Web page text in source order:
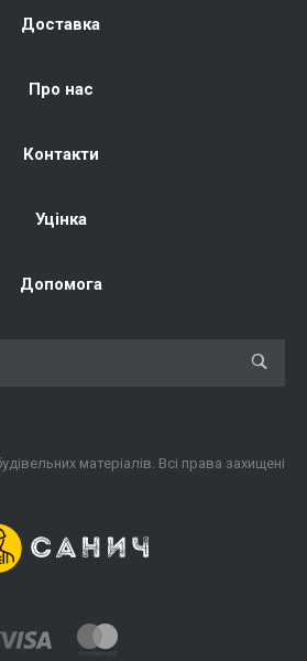
Доставка
Про нас
Контакти
Уцінка
Допомога
матеріалів. Всі права захищені